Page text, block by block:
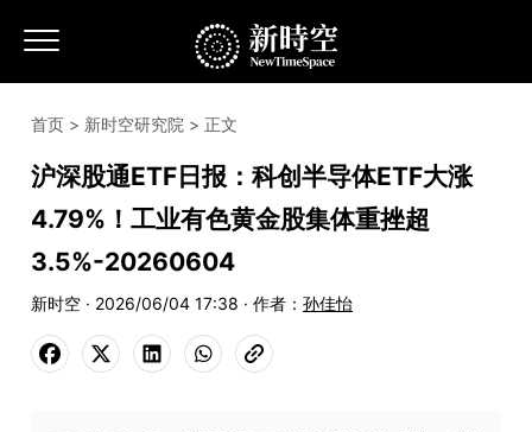
首页 > 新时空研究院 > 正文
沪深股通ETF日报：科创半导体ETF大涨
4.79%！工业有色黄金股集体重挫超
3.5%-20260604
新时空 · 2026/06/04 17:38 · 作者： 孙佳怡